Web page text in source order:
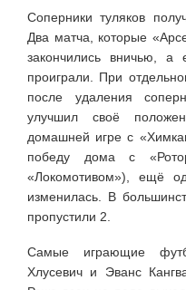
Соперники туляков
Два матча, которые
закончились вничью,
проиграли. При
после удаления
улучшил своё
домашней игре с
победу дома с
«Локомотивом»), ещё
изменилась. В
пропустили 2.
Самые играющие
Хлусевич и Эванс